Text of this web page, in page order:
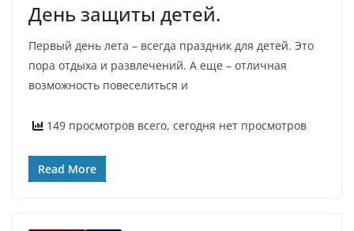
День защиты детей.
Первый день лета – всегда праздник для детей. Это
пора отдыха и развлечений. А еще – отличная
возможность повеселиться и
149 просмотров всего, сегодня нет просмотров
Read More